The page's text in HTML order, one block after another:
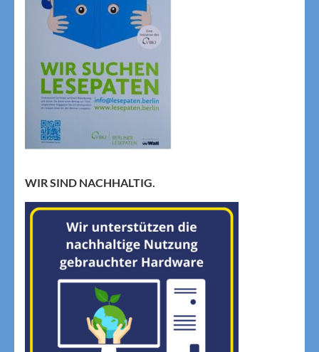
WIR SIND NACHHALTIG.